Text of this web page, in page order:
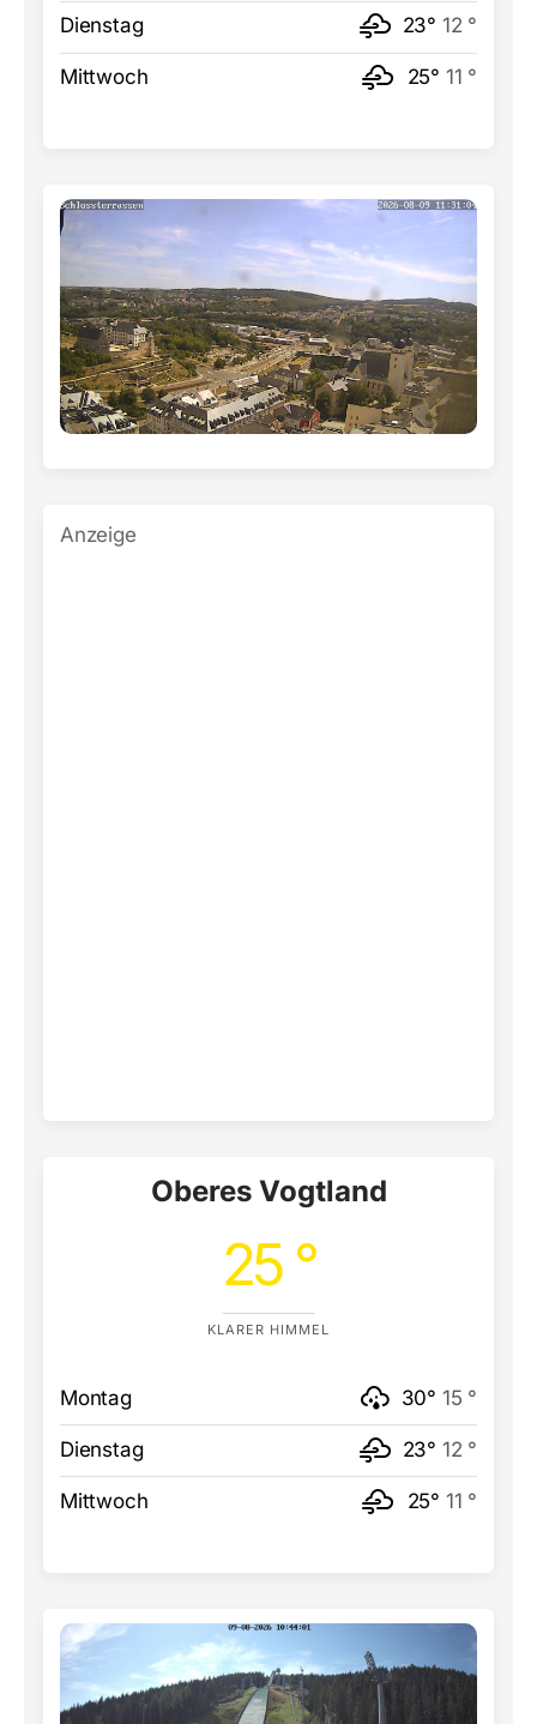
Dienstag 23° 12 °
Mittwoch 25° 11 °
Anzeige
Oberes Vogtland
25 °
KLARER HIMMEL
Montag 30° 15 °
Dienstag 23° 12 °
Mittwoch 25° 11 °